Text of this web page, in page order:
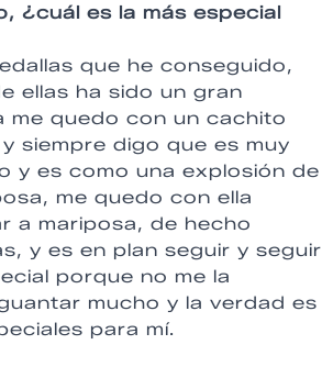
¿cuál es la más especial
que he conseguido,
ellas ha sido un gran
me quedo con un cachito
siempre digo que es muy
y es como una explosión de
me quedo con ella
a mariposa, de hecho
y es en plan seguir y seguir
porque no me la
mucho y la verdad es
para mí.